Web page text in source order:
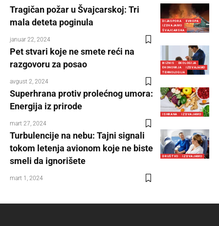
DIJASPORA
EVROPA
IZDVAJAMO
ŠVAJCARSKA
Tragičan požar u Švajcarskoj: Tri
mala deteta poginula
januar 22, 2024
BIZNIS
EKOLOGIJA
EKONOMIJA
IZDVAJAMO
TEHNOLOGIJA
Pet stvari koje ne smete reći na
razgovoru za posao
avgust 2, 2024
ISHRANA IZDVAJAMO
Superhrana protiv prolećnog umora:
Energija iz prirode
mart 27, 2024
DRUŠTVO IZDVAJAMO
Turbulencije na nebu: Tajni signali
tokom letenja avionom koje ne biste
smeli da ignorišete
mart 1, 2024